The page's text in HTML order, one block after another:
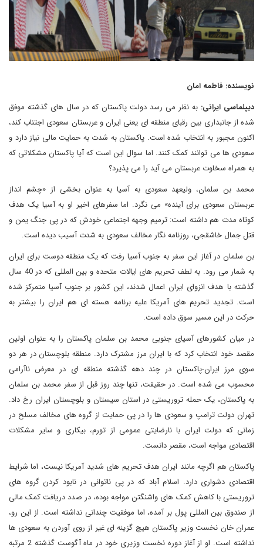
نویسنده: فاطمه امان
دیپلماسی ایرانی: به نظر می رسد دولت پاکستان که در سال های گذشته موفق
شده از جانبداری بین رقبای منطقه ای یعنی ایران و عربستان سعودی اجتناب کند،
اکنون مجبور به انتخاب شده است. پاکستان به شدت به حمایت مالی نیاز دارد و
سعودی ها می توانند کمک کنند. اما سوال این است که آیا پاکستان مشکلاتی که
به همراه سخاوت عربستان می‌ آید را می پذیرد؟
محمد بن سلمان، ولیعهد سعودی به آسیا به عنوان بخشی از «چشم انداز
عربستان سعودی برای آینده» می نگرد. اما سفرهای اخیر او به آسیا یک هدف
کوتاه مدت هم داشته است: ترمیم وجهه اجتماعی خودش که در پی جنگ یمن و
قتل جمال خاشقجی، روزنامه نگار مخالف سعودی به شدت آسیب دیده است.
بن سلمان در آغاز این سفر به جنوب آسیا رفت که یک منطقه دوست برای ایران
به شمار می رود. به لطف تحریم های ایالات متحده و بین المللی که در 40 سال
گذشته با هدف انزوای ایران اعمال شدند، این کشور بر جنوب آسیا متمرکز شده
است. تجدید تحریم های آمریکا علیه برنامه هسته ای هم ایران را بیشتر به
حرکت در این مسیر سوق داده است.
در میان کشورهای آسیای جنوبی محمد بن سلمان پاکستان را به عنوان اولین
مقصد خود انتخاب کرد که با ایران مرز مشترک دارد. منطقه بلوچستان در هر دو
سوی مرز ایران-پاکستان در چند دهه گذشته منطقه ای در معرض ناآرامی
محسوب می شده است. در حقیقت، تنها چند روز قبل از سفر محمد بن سلمان
به پاکستان، یک حمله تروریستی در استان سیستان و بلوچستان ایران رخ داد.
تهران دولت ترامپ و سعودی ها را در پی حمایت از گروه های مخالف مسلح در
زمانی که دولت ایران با نارضایتی عمومی از تورم، بیکاری و سایر مشکلات
اقتصادی مواجه است، مقصر دانست.
پاکستان هم اگرچه مانند ایران هدف تحریم های شدید آمریکا نیست، اما شرایط
اقتصادی دشواری دارد. اسلام آباد که در پی ناتوانی در نابود کردن گروه های
تروریستی با کاهش کمک های واشنگتن مواجه بوده، در صدد دریافت کمک مالی
از صندوق بین المللی پول بر آمده، اما موفقیت چندانی نداشته است. از این رو،
عمران خان نخست وزیر پاکستان هیچ گزینه ای غیر از روی آوردن به سعودی ها
نداشته است. او از آغاز دوره نخست وزیری خود در ماه آگوست گذشته 2 مرتبه